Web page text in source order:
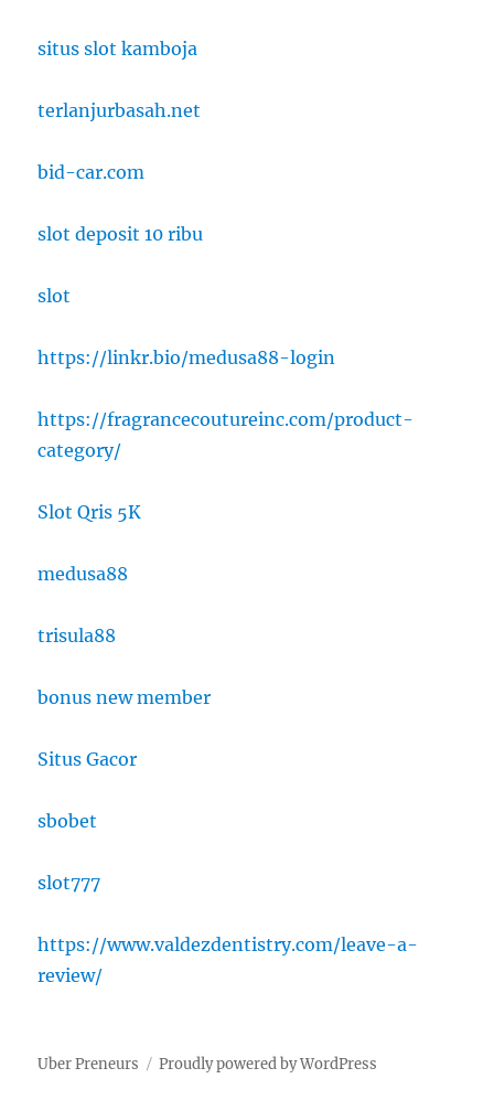
situs slot kamboja
terlanjurbasah.net
bid-car.com
slot deposit 10 ribu
slot
https://linkr.bio/medusa88-login
https://fragrancecoutureinc.com/product-
category/
Slot Qris 5K
medusa88
trisula88
bonus new member
Situs Gacor
sbobet
slot777
https://www.valdezdentistry.com/leave-a-
review/
Uber Preneurs Proudly powered by WordPress